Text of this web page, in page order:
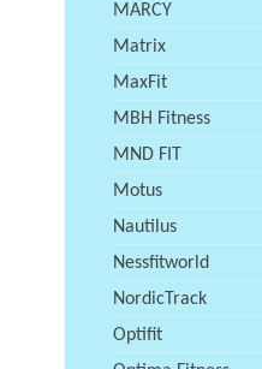
MARCY
Matrix
MaxFit
MBH Fitness
MND FIT
Motus
Nautilus
Nessfitworld
NordicTrack
Optifit